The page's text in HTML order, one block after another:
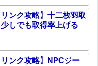
リンク攻略】十二枚羽取
しでも取得率上げる
リンク攻略】NPCジー